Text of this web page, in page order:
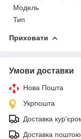
Модель
Тип
Приховати
Умови доставки
Нова Пошта
Укрпошта
Доставка
Доставка поштою